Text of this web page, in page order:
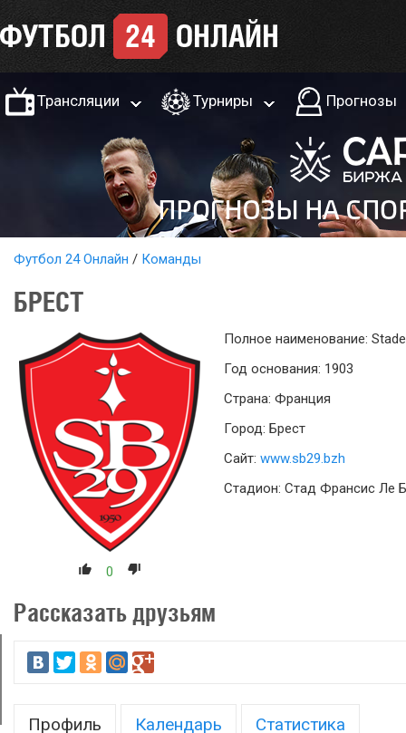
Трансляции Турниры Прогнозы
Футбол 24 Онлайн Команды
БРЕСТ
0
Полное наименование:
Год основания: 1903
Страна: Франция
Город: Брест
Сайт: www.sb29.bzh
Стадион: Стад Франсис Ле
Рассказать друзьям
Профиль Календарь Статистика